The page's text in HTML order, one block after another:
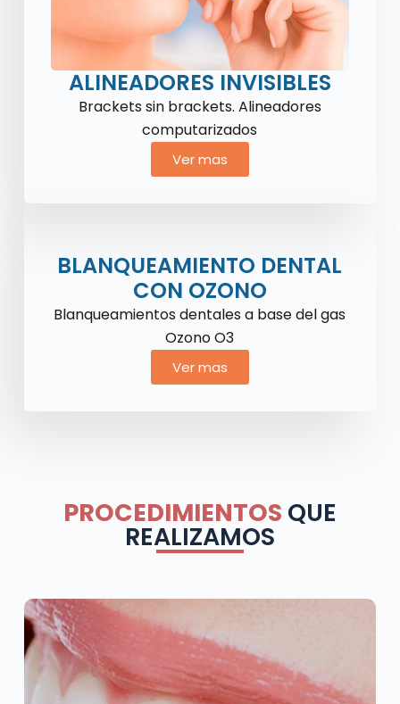
ALINEADORES INVISIBLES
Brackets sin brackets. Alineadores
computarizados
Ver mas
BLANQUEAMIENTO DENTAL
CON OZONO
Blanqueamientos dentales a base del gas
Ozono O3
Ver mas
PROCEDIMIENTOS QUE
REALIZAMOS